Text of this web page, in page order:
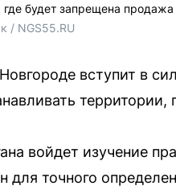
будет запрещена
/ NGS55.RU
вступит в
территории,
войдет изучение
точного